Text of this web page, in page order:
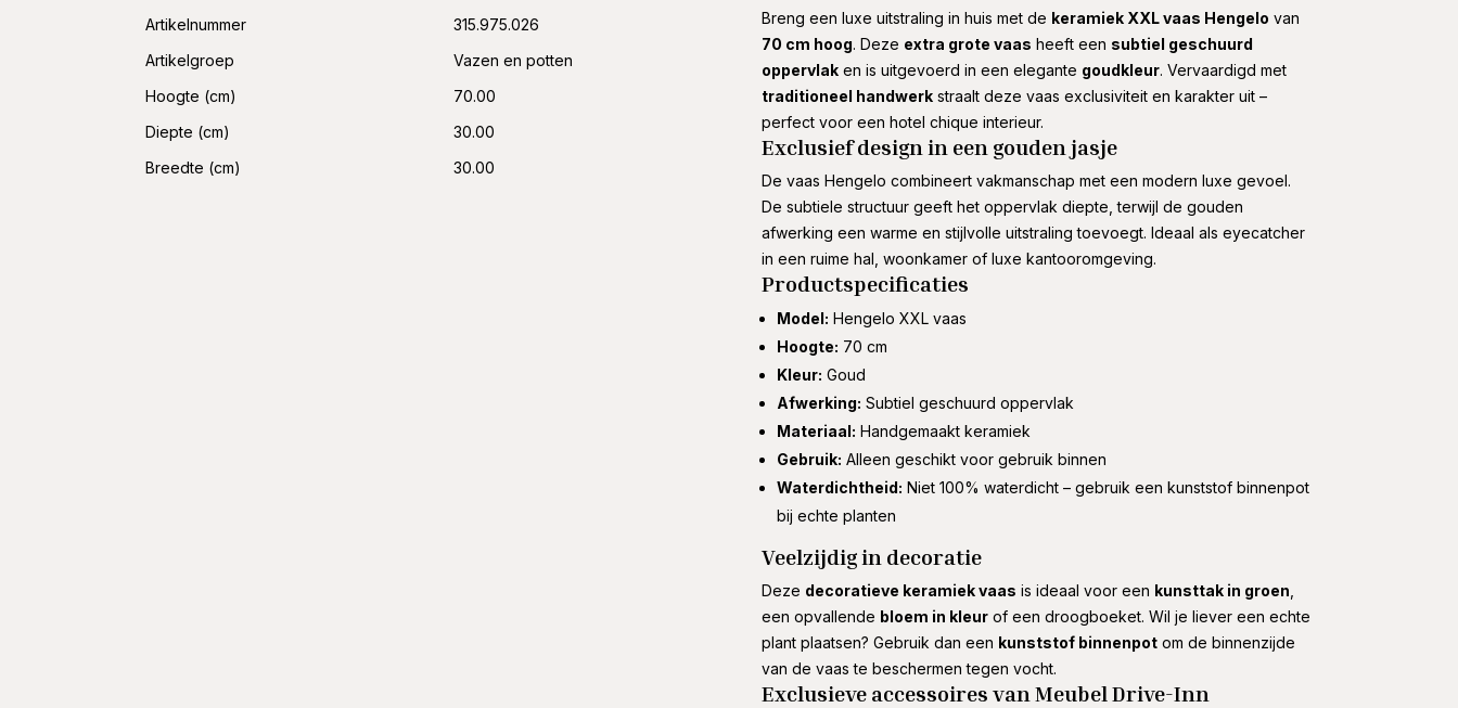
Artikelnummer
315.975.026
Artikelgroep
Vazen en potten
Hoogte (cm)
70.00
Diepte (cm)
30.00
Breedte (cm)
30.00
Breng een luxe uitstraling in huis met de keramiek XXL vaas Hengelo van
70 cm hoog. Deze extra grote vaas heeft een subtiel geschuurd
oppervlaken is uitgevoerd in een elegante goudkleur. Vervaardigd met
traditioneel handwerkstraalt deze vaas exclusiviteit en karakter uit –
perfect voor een hotel chique interieur.
Exclusief design in een gouden jasje
De vaas Hengelo combineert vakmanschap met een modern luxe gevoel.
De subtiele structuur geeft het oppervlak diepte, terwijl de gouden
afwerking een warme en stijlvolle uitstraling toevoegt. Ideaal als eyecatcher
in een ruime hal, woonkamer of luxe kantooromgeving.
Productspecificaties
Model: Hengelo XXL vaas
Hoogte: 70 cm
Kleur: Goud
Afwerking: Subtiel geschuurd oppervlak
Materiaal: Handgemaakt keramiek
Gebruik: Alleen geschikt voor gebruik binnen
Waterdichtheid: Niet 100% waterdicht – gebruik een kunststof binnenpot
bij echte planten
Veelzijdig in decoratie
Deze decoratieve keramiek vaas is ideaal voor een kunsttak in groen
een opvallende bloem in kleurof een droogboeket. Wil je liever een echte
plant plaatsen? Gebruik dan een kunststof binnenpotom de binnenzijde
van de vaas te beschermen tegen vocht.
Exclusieve accessoires van Meubel Drive-Inn